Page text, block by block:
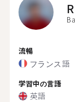
流暢
フランス語
学習中の言語
英語